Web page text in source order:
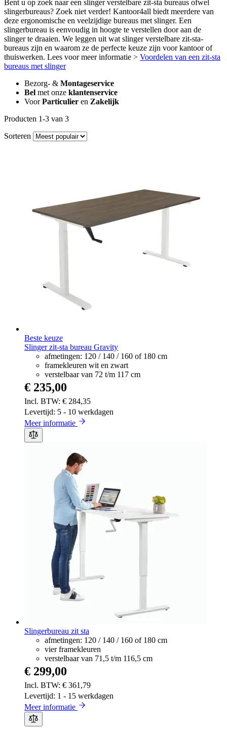
Bent u op zoek naar een slinger verstelbare zit-sta bureaus ofwel
slingerbureaus? Zoek niet verder! Kantoor4all biedt meerdere van
deze ergonomische en veelzijdige bureaus met slinger. Een
slingerbureau is eenvoudig in hoogte te verstellen door aan de
slinger te draaien. We leggen uit wat slinger verstelbare zit-sta-
bureaus zijn en waarom ze de perfecte keuze zijn voor kantoor of
thuiswerken. Lees voor meer informatie > Voordelen van een zit-sta
bureaus met slinger
Bezorg- & Montageservice
Bel met onze klantenservice
VoorParticulier en Zakelijk
Producten 1-3 van 3
Sorteren
Beste keuze
Slinger zit-sta bureau Gravity
afmetingen: 120 / 140 / 160 of 180 cm
framekleuren wit en zwart
verstelbaar van 72 t/m 117 cm
€ 284,35
€ 235,00
Levertijd: 5 - 10 werkdagen
Meer informatie
Slingerbureau zit sta
afmetingen: 120 / 140 / 160 of 180 cm
vier framekleuren
verstelbaar van 71,5 t/m 116,5 cm
€ 361,79
€ 299,00
Levertijd: 1 - 15 werkdagen
Meer informatie